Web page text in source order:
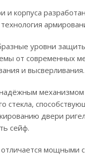
и корпуса
уровни
от современных
и высверливания.
стекла,
двери
сейф.
мощными